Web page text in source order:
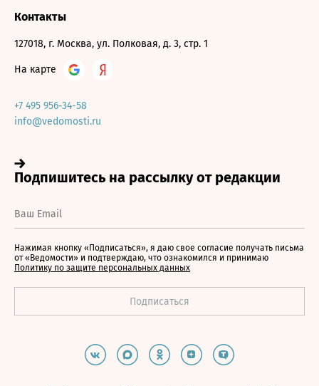
Контакты
127018, г. Москва, ул. Полковая, д. 3, стр. 1
На карте
+7 495 956-34-58
info@vedomosti.ru
Нажимая кнопку «Подписаться», я даю свое согласие получать письма
от «Ведомости» и подтверждаю, что ознакомился и принимаю
Политику по защите персональных данных